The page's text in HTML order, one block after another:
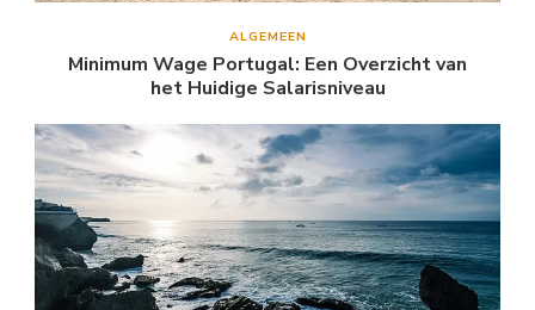
ALGEMEEN
Minimum Wage Portugal: Een Overzicht van
het Huidige Salarisniveau